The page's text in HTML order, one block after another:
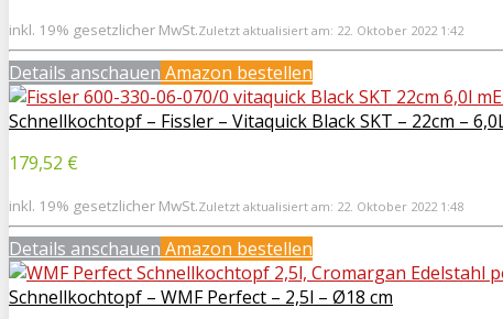
inkl. 19% gesetzlicher MwSt.Zuletzt aktualisiert am: 22. Oktober 2022 1:42
Details anschauen Amazon bestellen
Schnellkochtopf – Fissler – Vitaquick Black SKT – 22cm –
179,52 €
inkl. 19% gesetzlicher MwSt.Zuletzt aktualisiert am: 22. Oktober 2022 1:48
Details anschauen Amazon bestellen
Schnellkochtopf – WMF Perfect – 2,5l – Ø18 cm